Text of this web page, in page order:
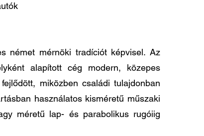
német mérnöki tradíciót képvisel. Az
alapított cég modern, közepes
miközben családi tulajdonban
használatos kisméretű műszaki
méretű lap- és parabolikus rugóiig